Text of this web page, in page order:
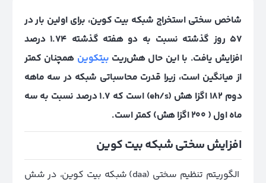
شاخص سختی استخراج شبکه بیت کوین، برای اولین بار در
۵۷ روز گذشته نسبت به دو هفته گذشته ۱.۷۴ درصد
افزایش یافت. با این حال هش‌ریت بیتکوین همچنان کمتر
از میانگین است، زیرا قدرت محاسباتی شبکه در سه ماهه
دوم ۱۸۲ اگزا هش (eh/s) است که 1.7 درصد نسبت به سه
ماه اول ( ۲۰۰ اگزا هش) کمتر است.
افزایش سختی شبکه بیت کوین
الگوریتم تنظیم سختی (daa) شبکه بیت کوین، در شش